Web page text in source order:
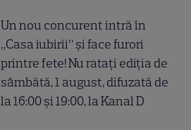
Un nou concurent intră în
„Casa iubirii” și face furori
printre fete! Nu ratați ediția de
sâmbătă, 1 august, difuzată de
la 16:00 și 19:00, la Kanal D